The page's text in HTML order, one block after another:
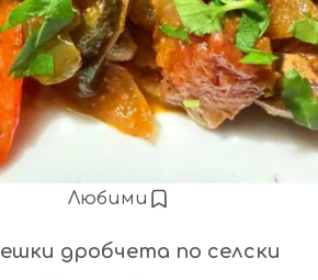
Любими
дробчета по селски